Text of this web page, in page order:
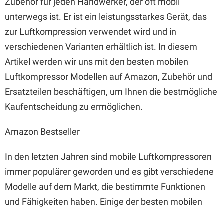
unterwegs ist. Er ist ein leistungsstarkes Gerät, das
zur Luftkompression verwendet wird und in
verschiedenen Varianten erhältlich ist. In diesem
Artikel werden wir uns mit den besten mobilen
Luftkompressor Modellen auf Amazon, Zubehör und
Ersatzteilen beschäftigen, um Ihnen die bestmögliche
Kaufentscheidung zu ermöglichen.
Amazon Bestseller
In den letzten Jahren sind mobile Luftkompressoren
immer populärer geworden und es gibt verschiedene
Modelle auf dem Markt, die bestimmte Funktionen
und Fähigkeiten haben. Einige der besten mobilen